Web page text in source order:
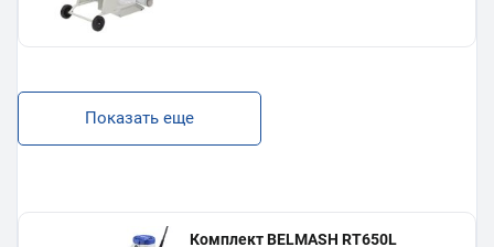
Показать еще
Комплект BELMASH RT650L